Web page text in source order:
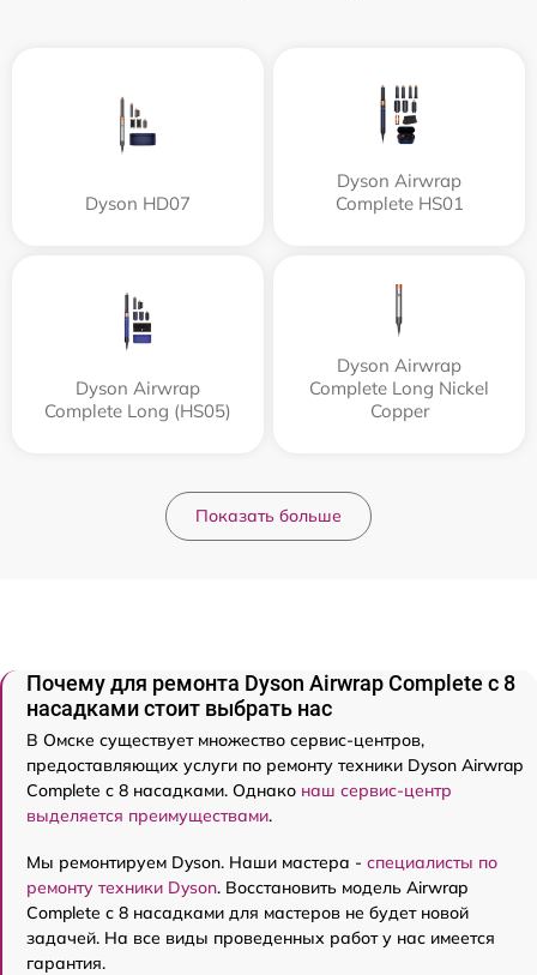
Dyson HD07
Dyson Airwrap
Complete HS01
Dyson Airwrap
Complete Long (HS05)
Dyson Airwrap
Complete Long Nickel
Copper
Показать больше
Почему для ремонта Dyson Airwrap Complete с 8
насадками стоит выбрать нас
В Омске существует множество сервис-центров,
предоставляющих услуги по ремонту техники Dyson Airwrap
Complete с 8 насадками. Однако наш сервис-центр
выделяется преимуществами.
Мы ремонтируем Dyson. Наши мастера - специалисты по
ремонту техники Dyson. Восстановить модель Airwrap
Complete с 8 насадками для мастеров не будет новой
задачей. На все виды проведенных работ у нас имеется
гарантия.